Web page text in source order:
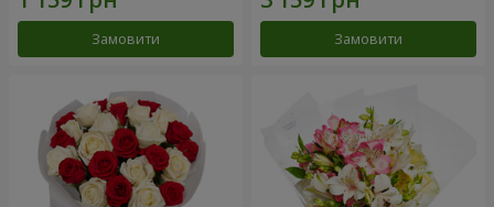
Замовити Замовити